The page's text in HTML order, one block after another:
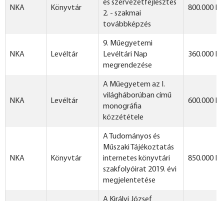
NKA Könyvtár
és szervezetfejlesztés
2. - szakmai
továbbképzés
800.000 Ft
NKA Levéltár
9. Műegyetemi
Levéltári Nap
megrendezése
360.000 Ft
NKA Levéltár
A Műegyetem az I.
világháborúban című
monográfia
közzététele
600.000 Ft
NKA Könyvtár
A Tudományos és
Műszaki Tájékoztatás
internetes könyvtári
szakfolyóirat 2019. évi
megjelentetése
850.000 Ft